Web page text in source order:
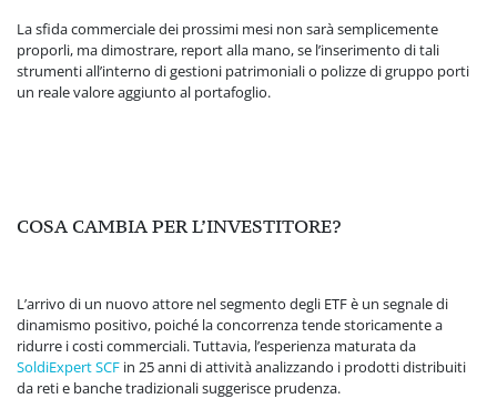
La sfida commerciale dei prossimi mesi non sarà semplicemente
proporli, ma dimostrare, report alla mano, se l’inserimento di tali
strumenti all’interno di gestioni patrimoniali o polizze di gruppo porti
un reale valore aggiunto al portafoglio.
COSA CAMBIA PER L’INVESTITORE?
L’arrivo di un nuovo attore nel segmento degli ETF è un segnale di
dinamismo positivo, poiché la concorrenza tende storicamente a
ridurre i costi commerciali. Tuttavia, l’esperienza maturata da
SoldiExpert SCF in 25 anni di attività analizzando i prodotti distribuiti
da reti e banche tradizionali suggerisce prudenza.